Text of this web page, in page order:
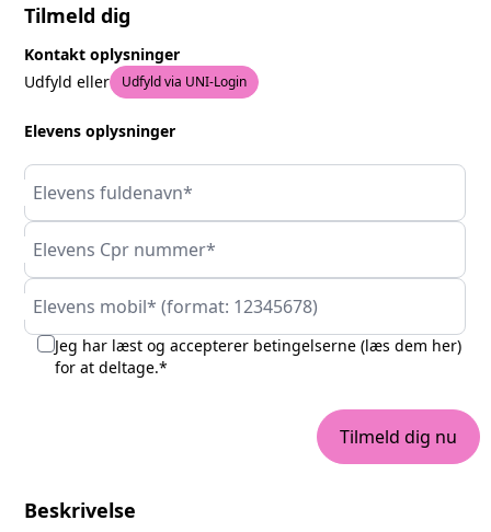
Tilmeld dig
Kontakt oplysninger
Udfyld eller
Udfyld via UNI-Login
Elevens oplysninger
Elevens fuldenavn*
Elevens Cpr nummer*
Elevens mobil* (format: 12345678)
Jeg har læst og accepterer betingelserne (læs dem her)
for at deltage.*
Tilmeld dig nu
Beskrivelse